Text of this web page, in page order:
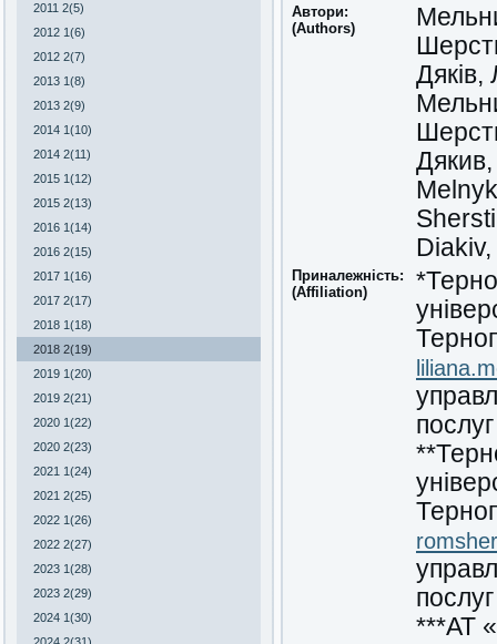
2011 2(5)
2012 1(6)
2012 2(7)
2013 1(8)
2013 2(9)
2014 1(10)
2014 2(11)
2015 1(12)
2015 2(13)
2016 1(14)
2016 2(15)
2017 1(16)
2017 2(17)
2018 1(18)
2018 2(19)
2019 1(20)
2019 2(21)
2020 1(22)
2020 2(23)
2021 1(24)
2021 2(25)
2022 1(26)
2022 2(27)
2023 1(28)
2023 2(29)
2024 1(30)
Автори:
(Authors)
Дяків,
Приналежність:
(Affiliation)
послуг
послуг
***АТ